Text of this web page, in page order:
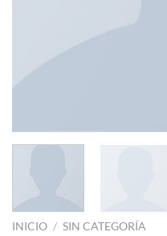
INICIO / SIN CATEGORÍA